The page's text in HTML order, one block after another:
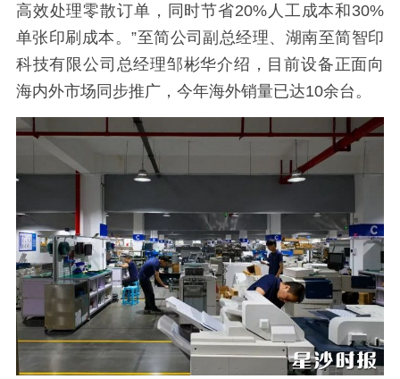
高效处理零散订单，同时节省20%人工成本和30%
单张印刷成本。”至简公司副总经理、湖南至简智印
科技有限公司总经理邹彬华介绍，目前设备正面向
海内外市场同步推广，今年海外销量已达10余台。